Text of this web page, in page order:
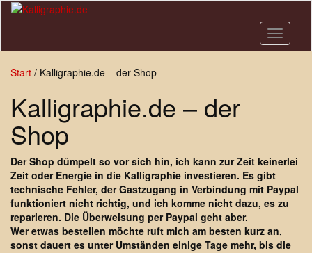
Skip
content
Toggle
Start / Kalligraphie.de – der Shop
Kalligraphie.de – der
Shop
Der Shop dümpelt so vor sich hin, ich kann zur Zeit keinerlei
Zeit oder Energie in die Kalligraphie investieren. Es gibt
technische Fehler, der Gastzugang in Verbindung mit Paypal
funktioniert nicht richtig, und ich komme nicht dazu, es zu
reparieren. Die Überweisung per Paypal geht aber.
Wer etwas bestellen möchte ruft mich am besten kurz an,
sonst dauert es unter Umständen einige Tage mehr, bis die